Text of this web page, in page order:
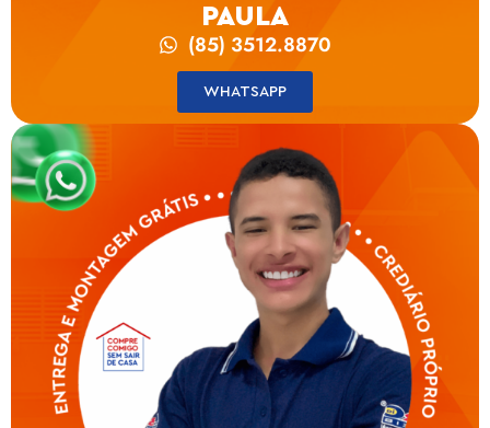
PAULA
(85) 3512.8870
WHATSAPP